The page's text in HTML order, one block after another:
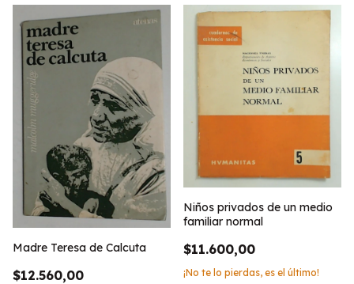
Madre Teresa de Calcuta
$12.560,00
Niños privados de un medio
familiar normal
$11.600,00
¡No te lo pierdas, es el último!